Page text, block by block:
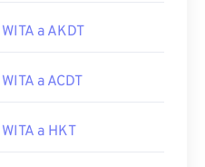
WITA a AKDT
WITA a ACDT
WITA a HKT